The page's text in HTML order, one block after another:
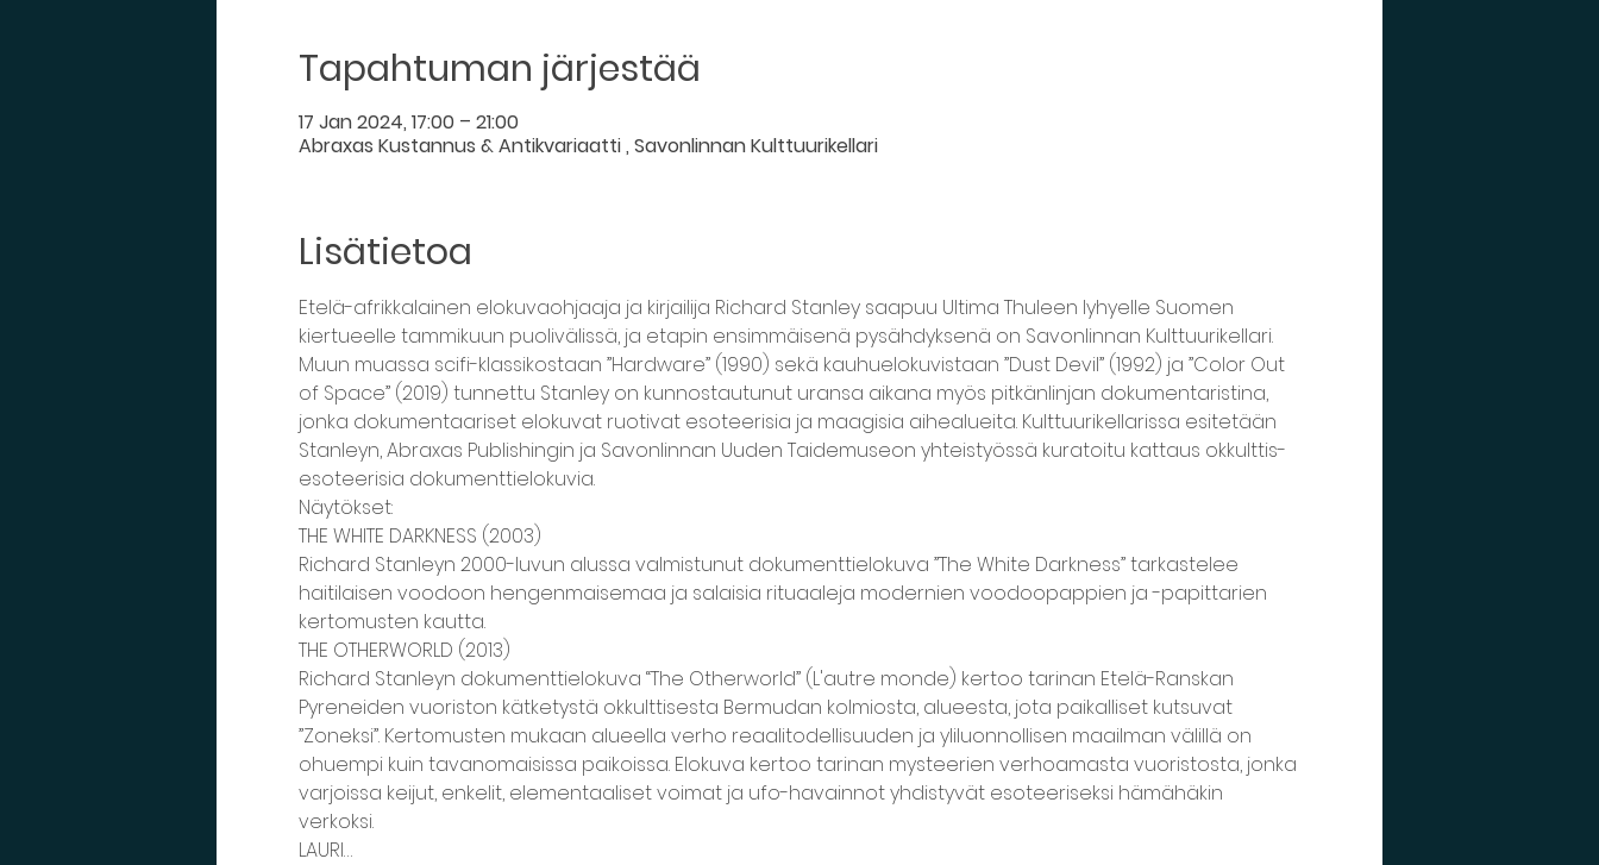
Tapahtuman järjestää
17 Jan 2024, 17:00 – 21:00
Abraxas Kustannus & Antikvariaatti , Savonlinnan Kulttuurikellari
Lisätietoa
Etelä-afrikkalainen elokuvaohjaaja ja kirjailija Richard Stanley saapuu Ultima Thuleen lyhyelle Suomen
kiertueelle tammikuun puolivälissä, ja etapin ensimmäisenä pysähdyksenä on Savonlinnan Kulttuurikellari.
Muun muassa scifi-klassikostaan ”Hardware” (1990) sekä kauhuelokuvistaan ”Dust Devil” (1992) ja ”Color Out
of Space” (2019) tunnettu Stanley on kunnostautunut uransa aikana myös pitkänlinjan dokumentaristina,
jonka dokumentaariset elokuvat ruotivat esoteerisia ja maagisia aihealueita. Kulttuurikellarissa esitetään
Stanleyn, Abraxas Publishingin ja Savonlinnan Uuden Taidemuseon yhteistyössä kuratoitu kattaus okkulttis-
esoteerisia dokumenttielokuvia.
Näytökset:
THE WHITE DARKNESS (2003)
Richard Stanleyn 2000-luvun alussa valmistunut dokumenttielokuva ”The White Darkness” tarkastelee
haitilaisen voodoon hengenmaisemaa ja salaisia rituaaleja modernien voodoopappien ja -papittarien
kertomusten kautta.
THE OTHERWORLD (2013)
Richard Stanleyn dokumenttielokuva “The Otherworld” (L'autre monde) kertoo tarinan Etelä-Ranskan
Pyreneiden vuoriston kätketystä okkulttisesta Bermudan kolmiosta, alueesta, jota paikalliset kutsuvat
”Zoneksi”. Kertomusten mukaan alueella verho reaalitodellisuuden ja yliluonnollisen maailman välillä on
ohuempi kuin tavanomaisissa paikoissa. Elokuva kertoo tarinan mysteerien verhoamasta vuoristosta, jonka
varjoissa keijut, enkelit, elementaaliset voimat ja ufo-havainnot yhdistyvät esoteeriseksi hämähäkin
verkoksi.
LAURI…